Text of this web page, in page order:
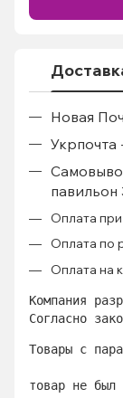
Новая
Укрпочта
павильон
Оплата
Оплата по
Оплата на
Компания
Согласно
Товары с
товар не был